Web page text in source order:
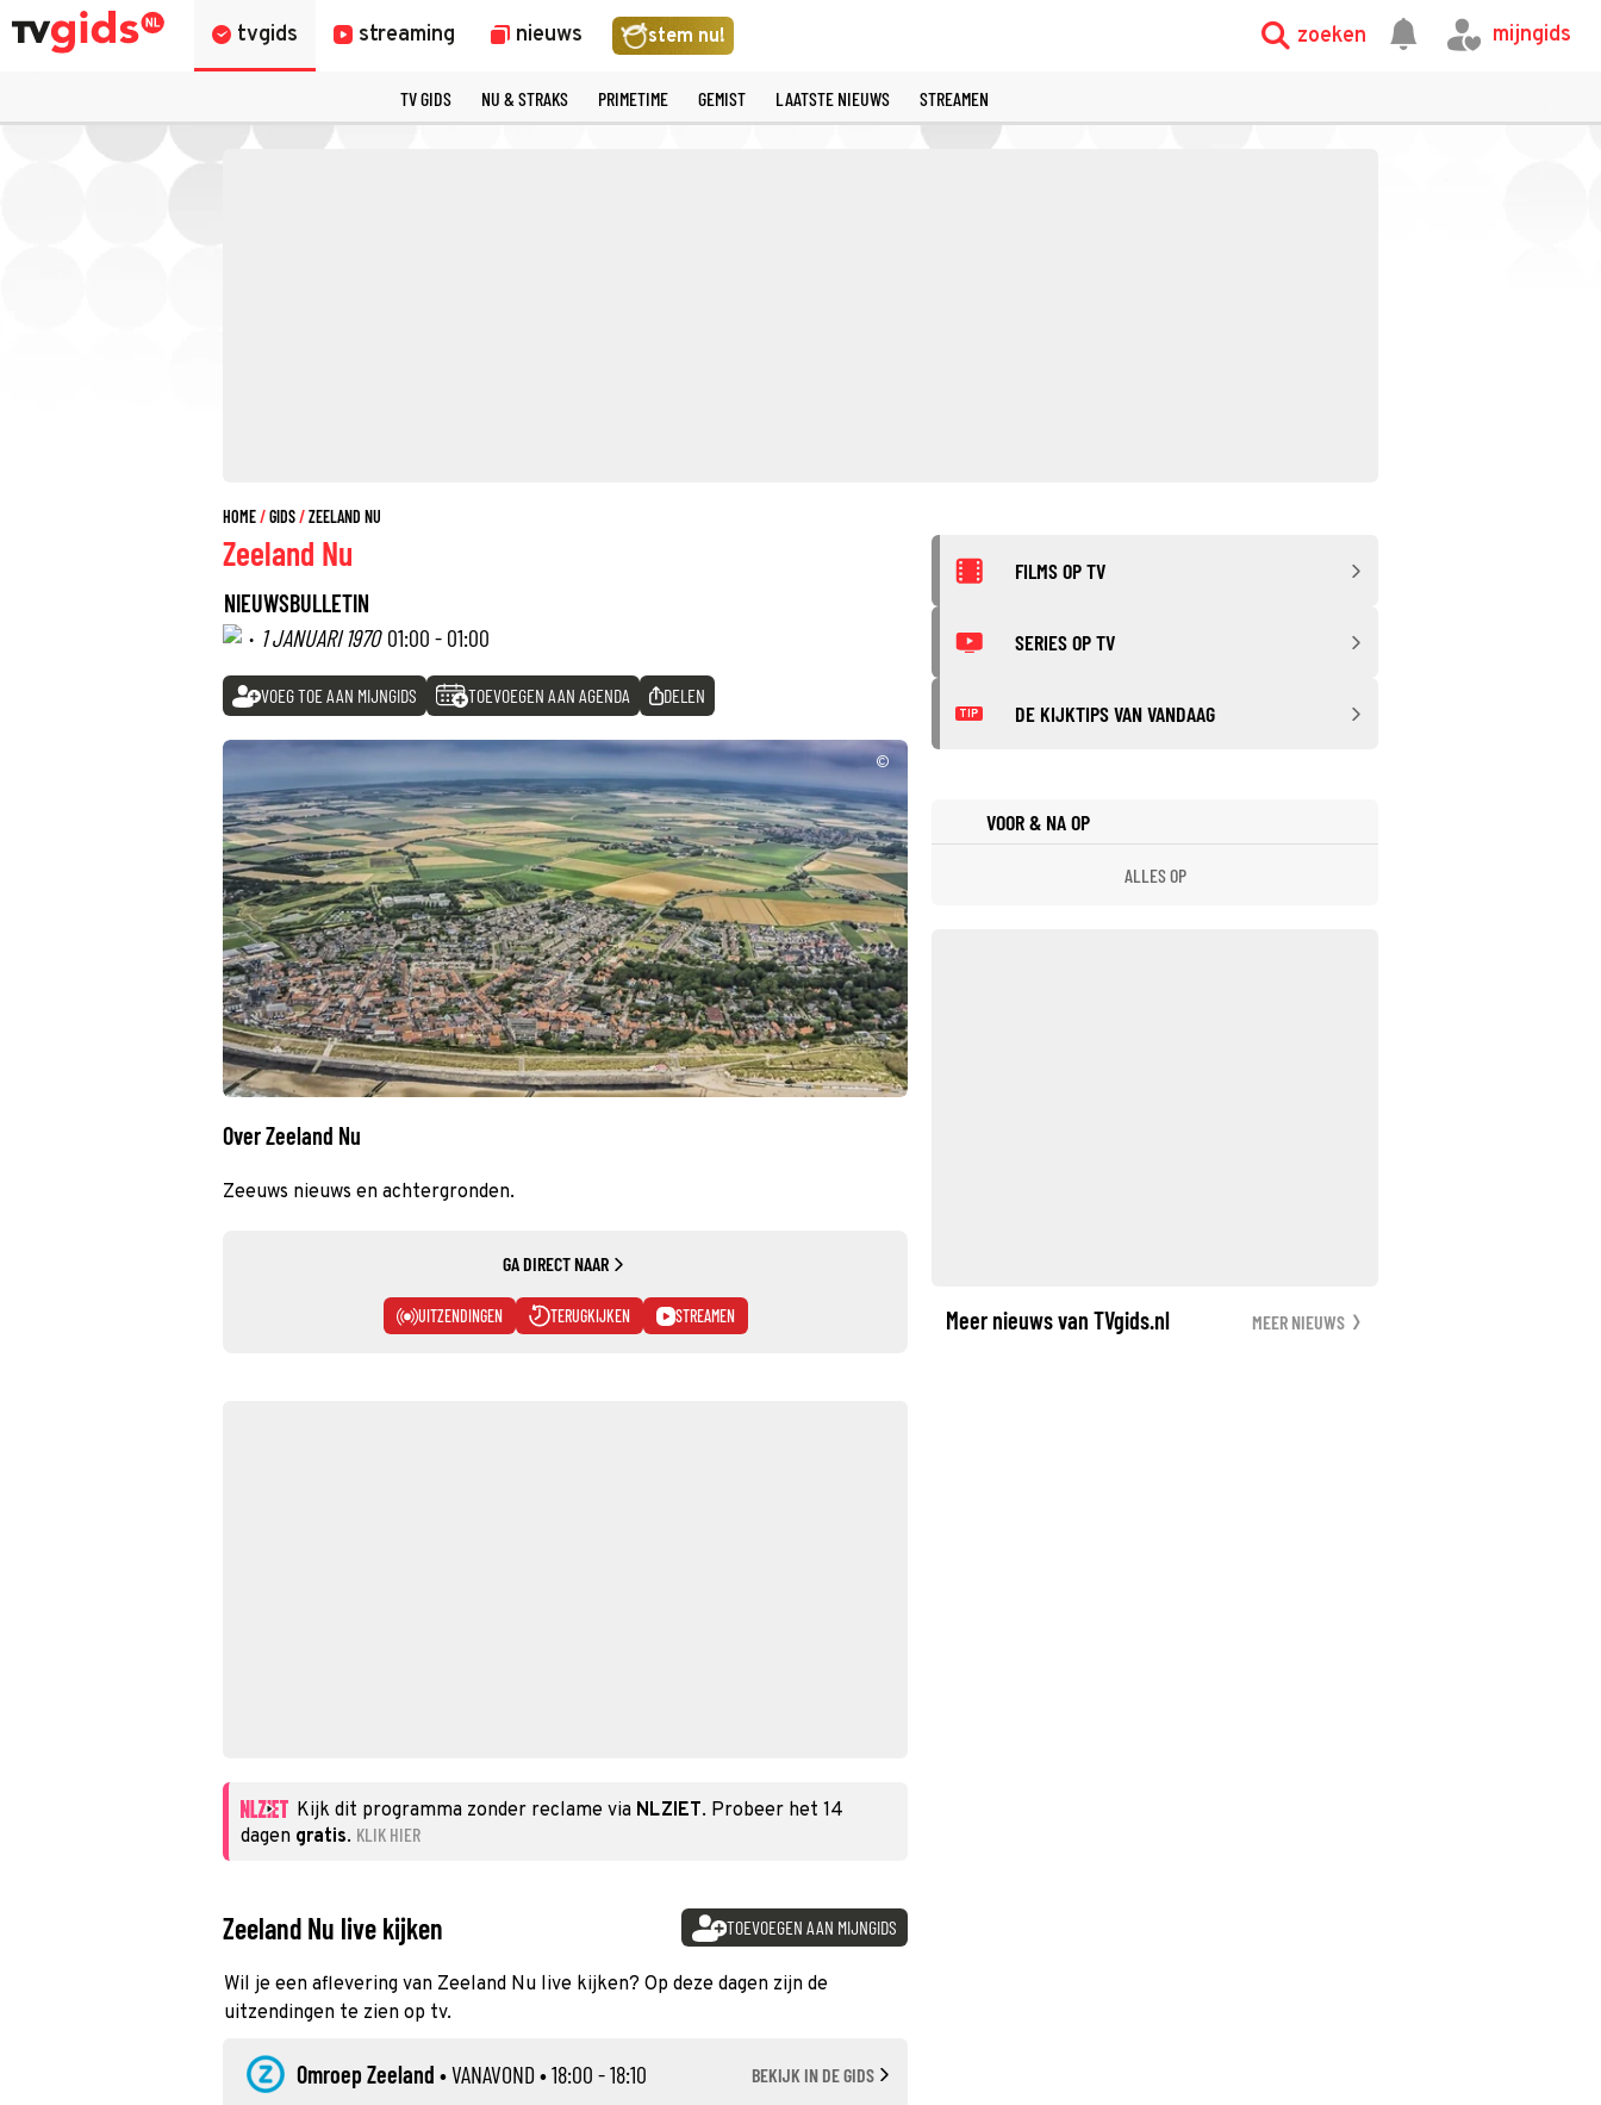
tvgids streaming nieuws stem nu! zoeken mijngids
TV GIDS NU & STRAKS PRIMETIME GEMIST LAATSTE NIEUWS STREAMEN
HOME GIDS ZEELAND NU
Zeeland Nu
NIEUWSBULLETIN
· 1 JANUARI 1970 01:00 - 01:00
VOEG TOE AAN MIJNGIDS TOEVOEGEN AAN AGENDA DELEN
©
Over Zeeland Nu
Zeeuws nieuws en achtergronden.
GA DIRECT NAAR
UITZENDINGEN TERUGKIJKEN STREAMEN
Kijk dit programma zonder reclame via NLZIET. Probeer het 14
dagen gratis. KLIK HIER
Zeeland Nu live kijken TOEVOEGEN AAN MIJNGIDS
Wil je een aflevering van Zeeland Nu live kijken? Op deze dagen zijn de
uitzendingen te zien op tv.
Omroep Zeeland •VANAVOND • 18:00 - 18:10 BEKIJK IN DE GIDS
FILMS OP TV
SERIES OP TV
TIP DE KIJKTIPS VAN VANDAAG
VOOR & NA OP
ALLES OP
Meer nieuws van TVgids.nl MEER NIEUWS